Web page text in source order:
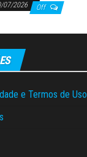
07/2026 Off
e Termos de Uso